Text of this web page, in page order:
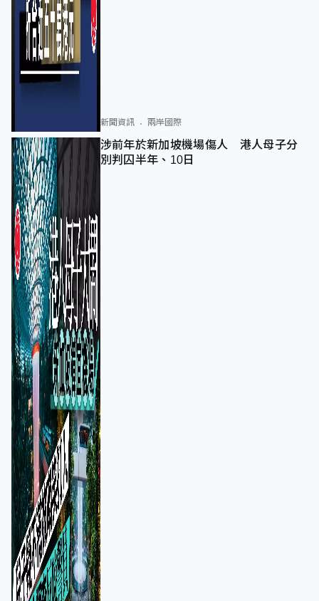
新聞資訊 兩岸國際
涉前年於新加坡機場傷人 港人母子分
別判囚半年、10日